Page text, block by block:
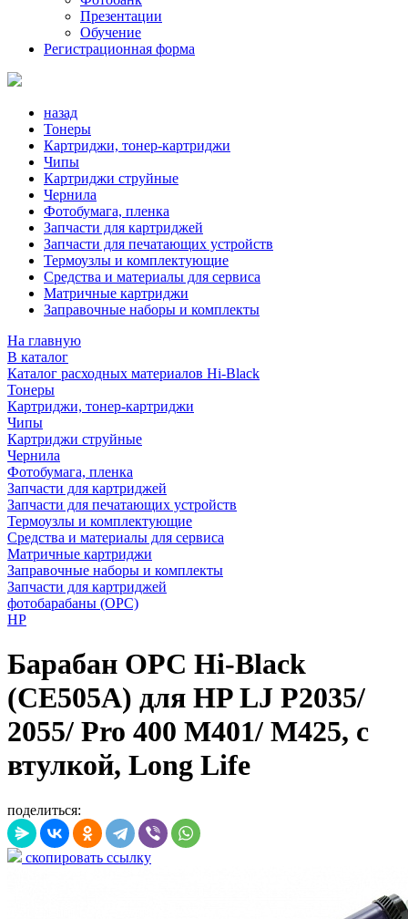
Презентации
Обучение
Регистрационная форма
назад
Тонеры
Картриджи, тонер-картриджи
Чипы
Картриджи струйные
Чернила
Фотобумага, пленка
Запчасти для картриджей
Запчасти для печатающих устройств
Термоузлы и комплектующие
Средства и материалы для сервиса
Матричные картриджи
Заправочные наборы и комплекты
На главную
В каталог
Каталог расходных материалов Hi-Black
Тонеры
Картриджи, тонер-картриджи
Чипы
Картриджи струйные
Чернила
Фотобумага, пленка
Запчасти для картриджей
Запчасти для печатающих устройств
Термоузлы и комплектующие
Средства и материалы для сервиса
Матричные картриджи
Заправочные наборы и комплекты
Запчасти для картриджей
фотобарабаны (OPC)
HP
Барабан OPC Hi-Black
(CE505A) для HP LJ P2035/
2055/ Pro 400 M401/ M425, с
втулкой, Long Life
поделиться:
скопировать ссылку